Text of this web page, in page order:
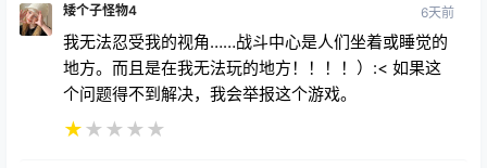
矮个子怪物4 6天前
我无法忍受我的视角……战斗中心是人们坐着或睡觉的
地方。而且是在我无法玩的地方！！！！）:< 如果这
个问题得不到解决，我会举报这个游戏。
★★ ★ ★ ★